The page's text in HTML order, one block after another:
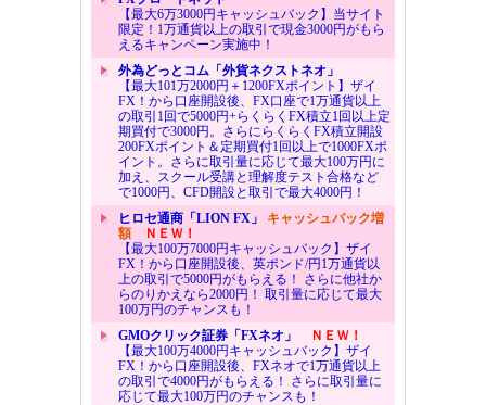
【最大6万3000円キャッシュバック】当サイト
限定！1万通貨以上の取引で現金3000円がもら
えるキャンペーン実施中！
外為どっとコム「外貨ネクストネオ」
【最大101万2000円＋1200FXポイント】ザイ
FX！から口座開設後、FX口座で1万通貨以上
の取引1回で5000円+らくらくFX積立1回以上定
期買付で3000円。さらにらくらくFX積立開設
200FXポイント＆定期買付1回以上で1000FXポ
イント。さらに取引量に応じて最大100万円に
加え、スクール受講と理解度テスト合格など
で1000円、CFD開設と取引で最大4000円！
ヒロセ通商「LION FX」 キャッシュバック増
額ＮＥＷ！
【最大100万7000円キャッシュバック】ザイ
FX！から口座開設後、英ポンド/円1万通貨以
上の取引で5000円がもらえる！ さらに他社か
らのりかえなら2000円！ 取引量に応じて最大
100万円のチャンスも！
GMOクリック証券「FXネオ」
ＮＥＷ！
【最大100万4000円キャッシュバック】ザイ
FX！から口座開設後、FXネオで1万通貨以上
の取引で4000円がもらえる！ さらに取引量に
応じて最大100万円のチャンスも！